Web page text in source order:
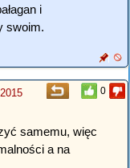
i
swoim.
0
samemu, więc
a na